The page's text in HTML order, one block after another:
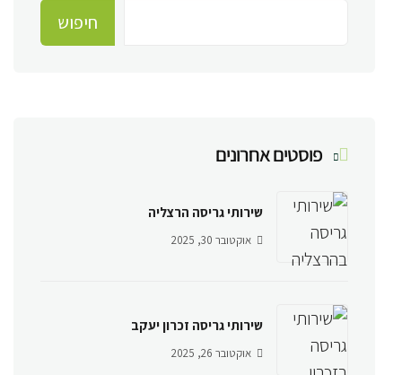
חיפוש
פוסטים אחרונים
שירותי גריסה הרצליה
אוקטובר 30, 2025
שירותי גריסה זכרון יעקב
אוקטובר 26, 2025